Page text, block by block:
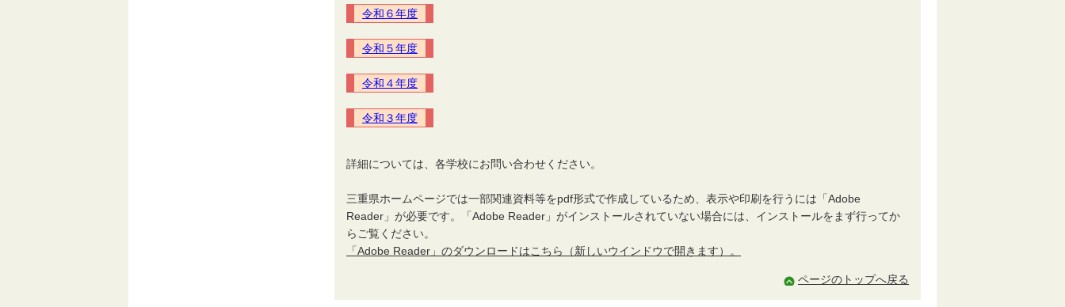
令和６年度
令和５年度
令和４年度
令和３年度
詳細については、各学校にお問い合わせください。
三重県ホームページでは一部関連資料等をpdf形式で作成しているため、表示や印刷を行うには「Adobe
Reader」が必要です。「Adobe Reader」がインストールされていない場合には、インストールをまず行ってか
らご覧ください。
「Adobe Reader」のダウンロードはこちら（新しいウインドウで開きます）。
ページのトップへ戻る